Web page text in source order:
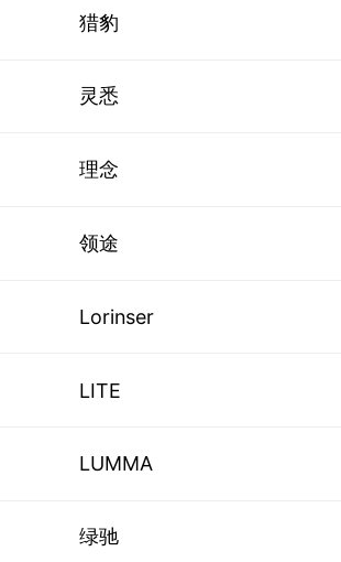
猎豹
灵悉
理念
领途
Lorinser
LITE
LUMMA
绿驰